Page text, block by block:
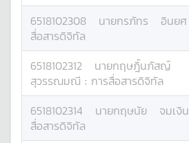
6518102308 นายกรภัทร อินยศ
สื่อสารดิจิทัล
6518102312 นายกฤษฎิ์นภัสญ์
สุวรรณมณี : การสื่อสารดิจิทัล
6518102314 นายกฤษนัย จมเงิน
สื่อสารดิจิทัล